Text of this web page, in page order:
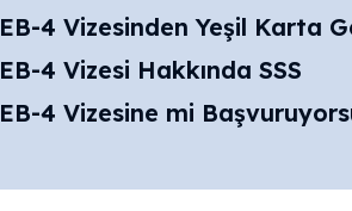
EB-4 Vizesinden Yeşil Karta
EB-4 Vizesi Hakkında SSS
EB-4 Vizesine mi